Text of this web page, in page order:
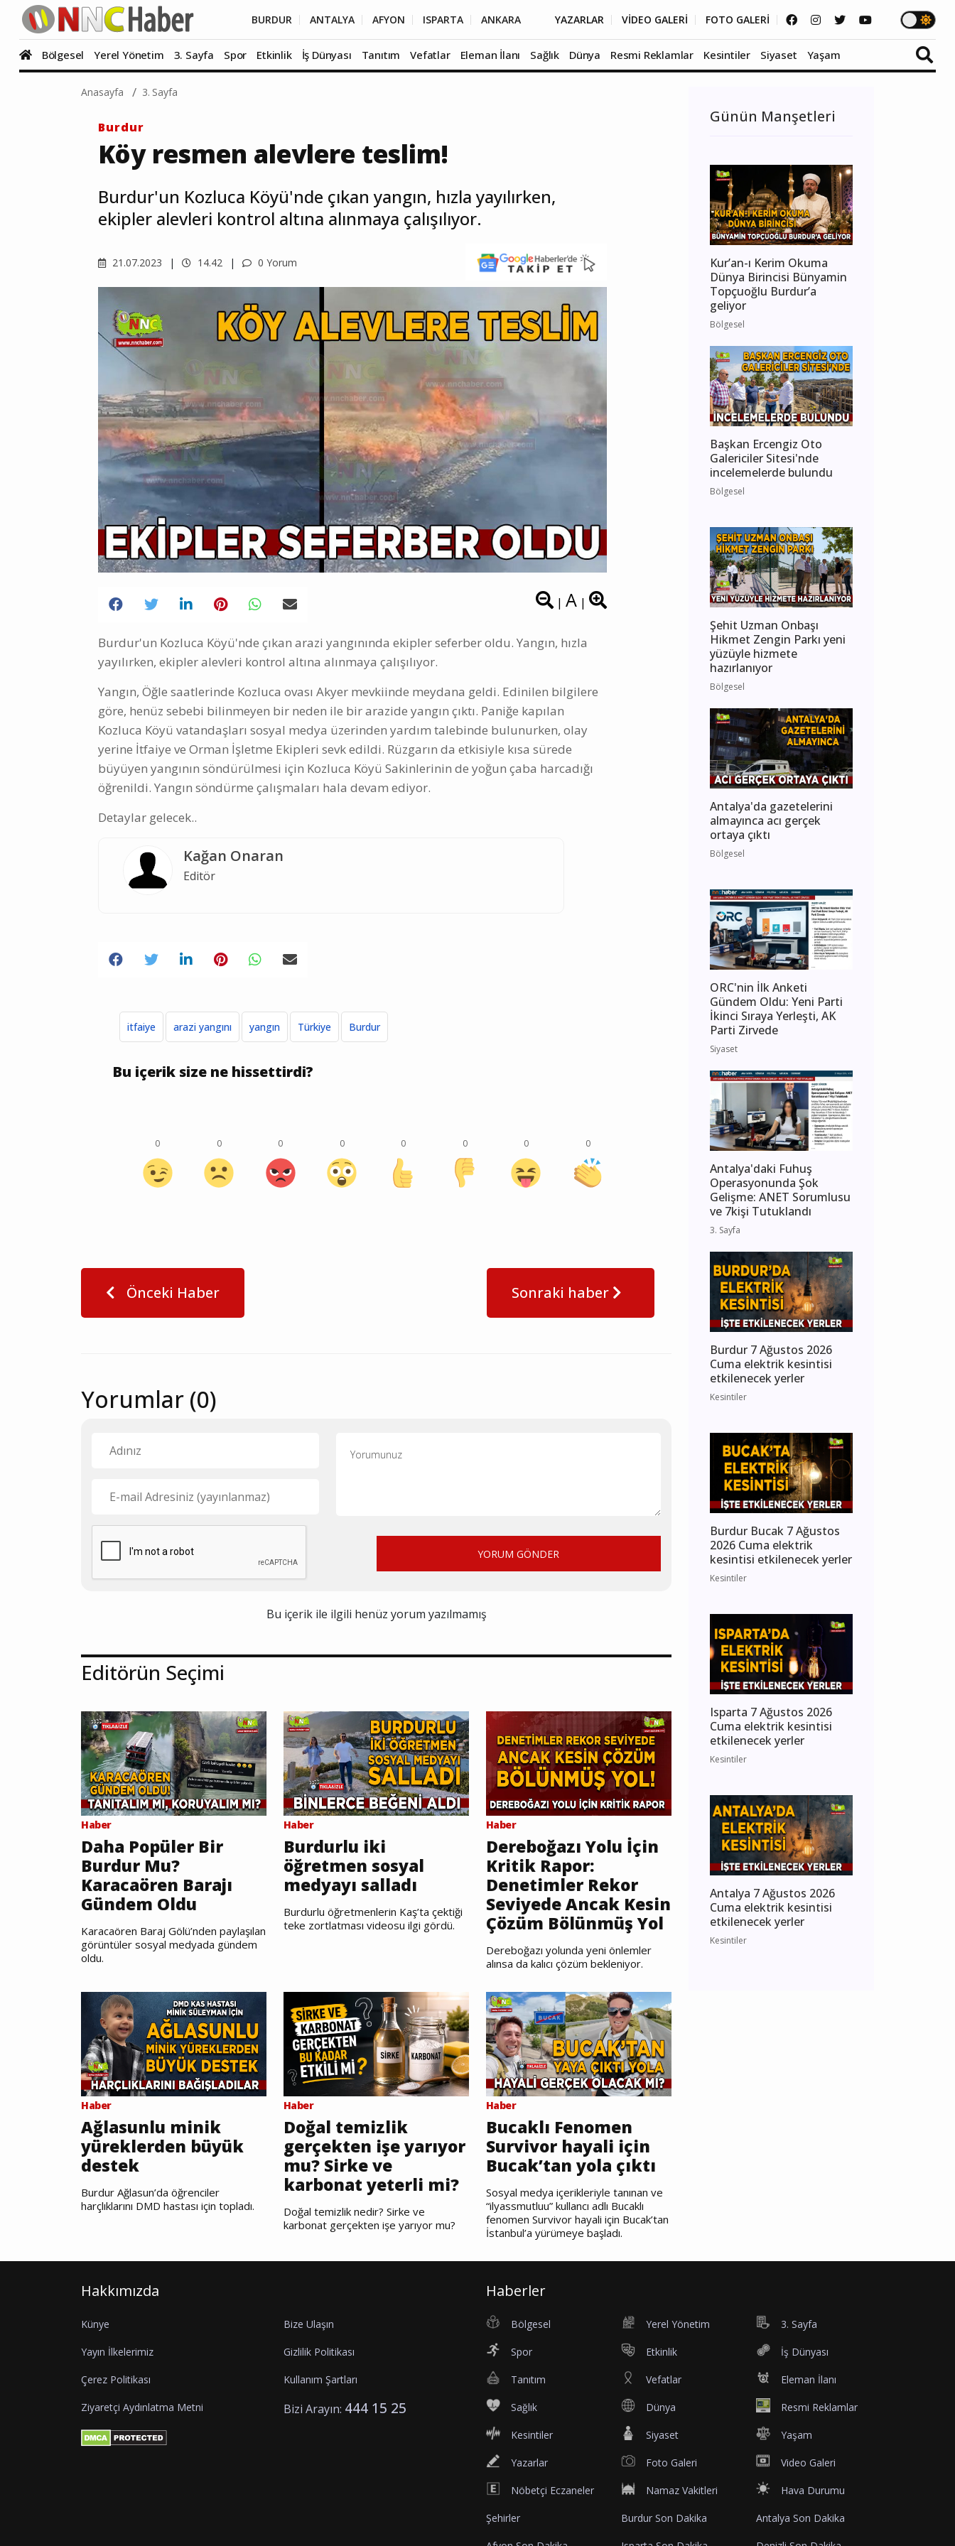
BURDUR ANTALYA AFYON ISPARTA ANKARA YAZARLAR VİDEO GALERİ FOTO GALERİ
Bölgesel Yerel Yönetim 3. Sayfa Spor Etkinlik İş Dünyası Tanıtım Vefatlar Eleman İlanı Sağlık Dünya Resmi Reklamlar Kesintiler Siyaset Yaşam
Anasayfa 3. Sayfa
Burdur
Köy resmen alevlere teslim!
Burdur'un Kozluca Köyü'nde çıkan yangın, hızla yayılırken,
ekipler alevleri kontrol altına alınmaya çalışılıyor.
21.07.2023 14.42 0 Yorum
| A|
Burdur'un Kozluca Köyü'nde çıkan arazi yangınında ekipler seferber oldu. Yangın, hızla
yayılırken, ekipler alevleri kontrol altına alınmaya çalışılıyor.
Yangın, Öğle saatlerinde Kozluca ovası Akyer mevkiinde meydana geldi. Edinilen bilgilere
göre, henüz sebebi bilinmeyen bir neden ile bir arazide yangın çıktı. Paniğe kapılan
Kozluca Köyü vatandaşları sosyal medya üzerinden yardım talebinde bulunurken, olay
yerine İtfaiye ve Orman İşletme Ekipleri sevk edildi. Rüzgarın da etkisiyle kısa sürede
büyüyen yangının söndürülmesi için Kozluca Köyü Sakinlerinin de yoğun çaba harcadığı
öğrenildi. Yangın söndürme çalışmaları hala devam ediyor.
Detaylar gelecek..
Kağan Onaran
Editör
itfaiye arazi yangını yangın Türkiye Burdur
Bu içerik size ne hissettirdi?
0 0 0 0 0 0 0 0
Önceki Haber Sonraki haber
Yorumlar (0)
YORUM GÖNDER
Bu içerik ile ilgili henüz yorum yazılmamış
Editörün Seçimi
Haber
Daha Popüler Bir
Burdur Mu?
Karacaören Barajı
Gündem Oldu
Karacaören Baraj Gölü’nden paylaşılan
görüntüler sosyal medyada gündem
oldu.
Haber
Burdurlu iki
öğretmen sosyal
medyayı salladı
Burdurlu öğretmenlerin Kaş’ta çektiği
teke zortlatması videosu ilgi gördü.
Haber
Dereboğazı Yolu İçin
Kritik Rapor:
Denetimler Rekor
Seviyede Ancak Kesin
Çözüm Bölünmüş Yol
Dereboğazı yolunda yeni önlemler
alınsa da kalıcı çözüm bekleniyor.
Haber
Ağlasunlu minik
yüreklerden büyük
destek
Burdur Ağlasun’da öğrenciler
harçlıklarını DMD hastası için topladı.
Haber
Doğal temizlik
gerçekten işe yarıyor
mu? Sirke ve
karbonat yeterli mi?
Doğal temizlik nedir? Sirke ve
karbonat gerçekten işe yarıyor mu?
Haber
Bucaklı Fenomen
Survivor hayali için
Bucak’tan yola çıktı
Sosyal medya içerikleriyle tanınan ve
“ilyassmutluu” kullancı adlı Bucaklı
fenomen Survivor hayali için Bucak’tan
İstanbul’a yürümeye başladı.
Günün Manşetleri
Kur’an-ı Kerim Okuma
Dünya Birincisi Bünyamin
Topçuoğlu Burdur’a
geliyor
Bölgesel
Başkan Ercengiz Oto
Galericiler Sitesi'nde
incelemelerde bulundu
Bölgesel
Şehit Uzman Onbaşı
Hikmet Zengin Parkı yeni
yüzüyle hizmete
hazırlanıyor
Bölgesel
Antalya'da gazetelerini
almayınca acı gerçek
ortaya çıktı
Bölgesel
ORC'nin İlk Anketi
Gündem Oldu: Yeni Parti
İkinci Sıraya Yerleşti, AK
Parti Zirvede
Siyaset
Antalya'daki Fuhuş
Operasyonunda Şok
Gelişme: ANET Sorumlusu
ve 7kişi Tutuklandı
3. Sayfa
Burdur 7 Ağustos 2026
Cuma elektrik kesintisi
etkilenecek yerler
Kesintiler
Burdur Bucak 7 Ağustos
2026 Cuma elektrik
kesintisi etkilenecek yerler
Kesintiler
Isparta 7 Ağustos 2026
Cuma elektrik kesintisi
etkilenecek yerler
Kesintiler
Antalya 7 Ağustos 2026
Cuma elektrik kesintisi
etkilenecek yerler
Kesintiler
Hakkımızda
Künye Bize Ulaşın
Yayın İlkelerimiz Gizlilik Politikası
Çerez Politikası Kullanım Şartları
Ziyaretçi Aydınlatma Metni Bizi Arayın: 444 15 25
Haberler
Bölgesel Yerel Yönetim 3. Sayfa
Spor Etkinlik İş Dünyası
Tanıtım Vefatlar Eleman İlanı
Sağlık Dünya Resmi Reklamlar
Kesintiler Siyaset Yaşam
Yazarlar Foto Galeri Video Galeri
Nöbetçi Eczaneler Namaz Vakitleri Hava Durumu
Şehirler Burdur Son Dakika Antalya Son Dakika